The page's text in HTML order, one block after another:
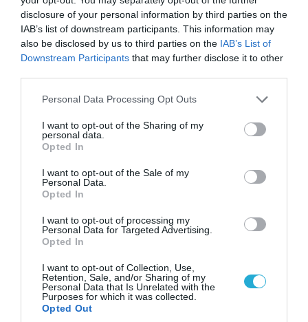
disclosure of your personal information by third parties on the
IAB’s list of downstream participants. This information may
also be disclosed by us to third parties on the IAB’s List of
Downstream Participants that may further disclose it to other
Please note that this website/app uses one or more Google
not limited to your visit or usage behaviour. You may click to
grant or deny consent to Google and its third-party tags to
use your data for below specified purposes in below Google
consent section.
Personal Data Processing Opt Outs
I want to opt-out of the Sharing of my
personal data.
Opted In
I want to opt-out of the Sale of my
Personal Data.
Opted In
I want to opt-out of processing my
Personal Data for Targeted Advertising.
Opted In
I want to opt-out of Collection, Use,
Retention, Sale, and/or Sharing of my
Personal Data that Is Unrelated with the
Purposes for which it was collected.
Opted Out
09.08.2026 | 22:02
Αυξάνεται η ρωσική ναυτική παρουσία γύρω
από τη Βρετανία
ΠΟΛΙΤΙΚΗ
09.08.2026 | 17:02
ΣΥΡΙΖΑ για υποκλοπές: «Το (παρα)κράτος της ΝΔ